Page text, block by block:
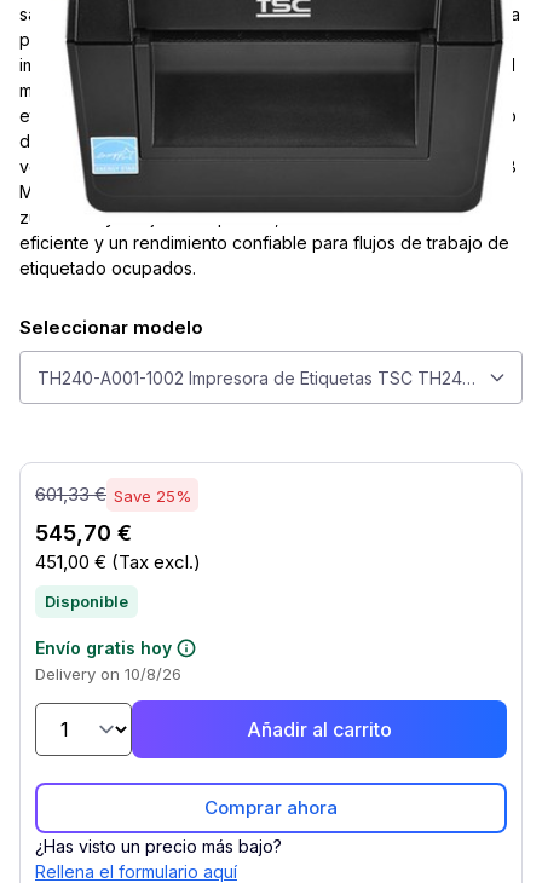
salida básica de escritorio, pero la TSC Pro 203 está diseñada
para tareas de etiquetado más rápidas y exigentes con
impresión por transferencia térmica a 203 dpi y una velocidad
máxima de 203 mm/s. Diseñada para una producción de
etiquetas de 4 pulgadas confiable, admite un ancho de medio
de 120 mm, un ancho de impresión de 108 mm y conectividad
versátil que incluye USB, USB Host, RS232 y Ethernet. Con 128
MB de RAM, 128 MB de Flash, una ranura para Micro SD,
zumbador y reloj en tiempo real, ofrece un funcionamiento
eficiente y un rendimiento confiable para flujos de trabajo de
etiquetado ocupados.
Seleccionar modelo
TH240-A001-1002 Impresora de Etiquetas TSC TH240
601,33 € Save 25%
545,70 €
451,00 € (Tax excl.)
Disponible
Envío gratis hoy
Delivery on 10/8/26
Añadir al carrito
Comprar ahora
¿Has visto un precio más bajo?
Rellena el formulario aquí